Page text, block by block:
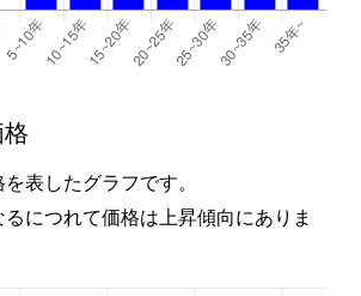
表したグラフです。
につれて価格は上昇傾向にありま